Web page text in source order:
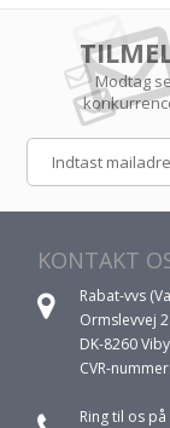
Modtag
KONTAKT
Rabat-vvs
Ormslevvej
DK-8260 Viby
CVR-
Ring til os på